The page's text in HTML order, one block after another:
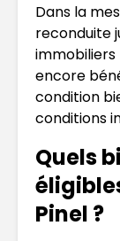
Dans la
reconduite
immobiliers
encore
condition
conditions
Quels
Pinel ?